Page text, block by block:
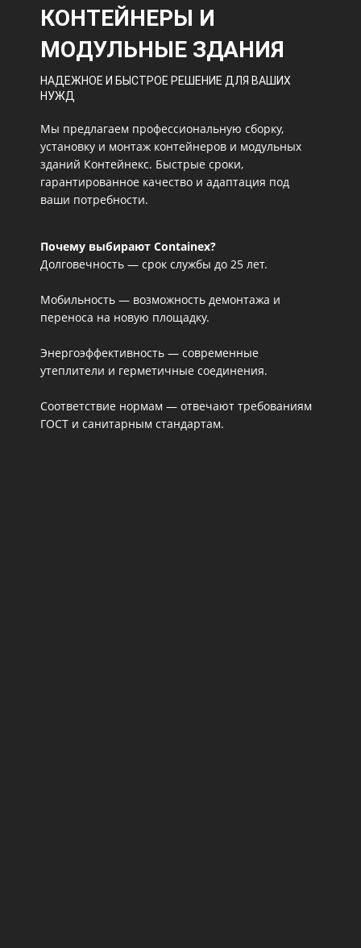
КОНТЕЙНЕРЫ И
МОДУЛЬНЫЕ ЗДАНИЯ
НАДЕЖНОЕ И БЫСТРОЕ РЕШЕНИЕ ДЛЯ ВАШИХ
НУЖД
Мы предлагаем профессиональную сборку,
установку и монтаж контейнеров и модульных
зданий Контейнекс. Быстрые сроки,
гарантированное качество и адаптация под
ваши потребности.
Почему выбирают Containex?
Долговечность — срок службы до 25 лет.
Мобильность — возможность демонтажа и
переноса на новую площадку.
Энергоэффективность — современные
утеплители и герметичные соединения.
Соответствие нормам — отвечают требованиям
ГОСТ и санитарным стандартам.